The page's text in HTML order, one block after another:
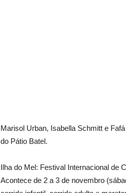
Marisol Urban, Isabella Schmitt e
do Pátio Batel.
Ilha do Mel: Festival Internacional de
Acontece de 2 a 3 de novembro